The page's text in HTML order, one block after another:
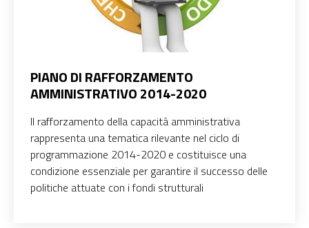
PIANO DI RAFFORZAMENTO
AMMINISTRATIVO 2014-2020
Il rafforzamento della capacità amministrativa
rappresenta una tematica rilevante nel ciclo di
programmazione 2014-2020 e costituisce una
condizione essenziale per garantire il successo delle
politiche attuate con i fondi strutturali